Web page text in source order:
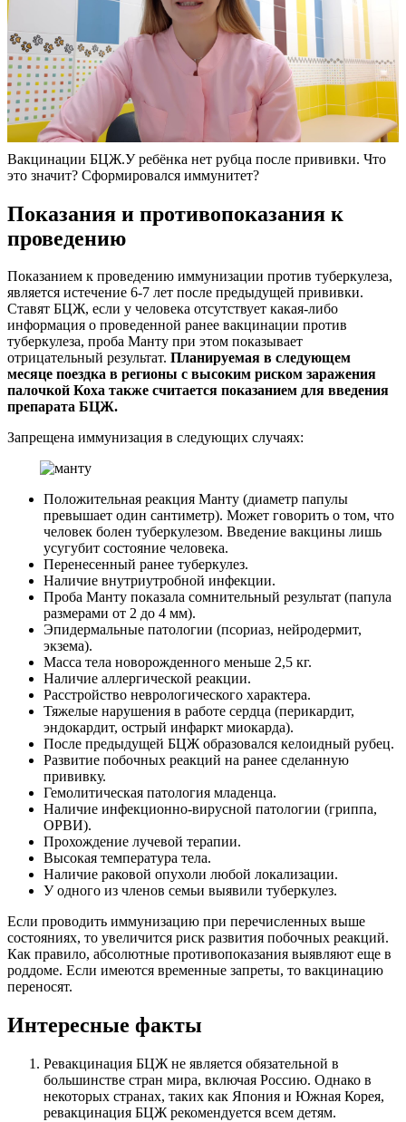
Вакцинации БЦЖ.У ребёнка нет рубца после прививки. Что
это значит? Сформировался иммунитет?
Показания и противопоказания к
проведению
Показанием к проведению иммунизации против туберкулеза,
является истечение 6-7 лет после предыдущей прививки.
Ставят БЦЖ, если у человека отсутствует какая-либо
информация о проведенной ранее вакцинации против
туберкулеза, проба Манту при этом показывает
отрицательный результат. Планируемая в следующем
месяце поездка в регионы с высоким риском заражения
палочкой Коха также считается показанием для введения
препарата БЦЖ.
Запрещена иммунизация в следующих случаях:
Положительная реакция Манту (диаметр папулы
превышает один сантиметр). Может говорить о том, что
человек болен туберкулезом. Введение вакцины лишь
усугубит состояние человека.
Перенесенный ранее туберкулез.
Наличие внутриутробной инфекции.
Проба Манту показала сомнительный результат (папула
размерами от 2 до 4 мм).
Эпидермальные патологии (псориаз, нейродермит,
экзема).
Масса тела новорожденного меньше 2,5 кг.
Наличие аллергической реакции.
Расстройство неврологического характера.
Тяжелые нарушения в работе сердца (перикардит,
эндокардит, острый инфаркт миокарда).
После предыдущей БЦЖ образовался келоидный рубец.
Развитие побочных реакций на ранее сделанную
прививку.
Гемолитическая патология младенца.
Наличие инфекционно-вирусной патологии (гриппа,
ОРВИ).
Прохождение лучевой терапии.
Высокая температура тела.
Наличие раковой опухоли любой локализации.
У одного из членов семьи выявили туберкулез.
Если проводить иммунизацию при перечисленных выше
состояниях, то увеличится риск развития побочных реакций.
Как правило, абсолютные противопоказания выявляют еще в
роддоме. Если имеются временные запреты, то вакцинацию
переносят.
Интересные факты
Ревакцинация БЦЖ не является обязательной в
большинстве стран мира, включая Россию. Однако в
некоторых странах, таких как Япония и Южная Корея,
ревакцинация БЦЖ рекомендуется всем детям.